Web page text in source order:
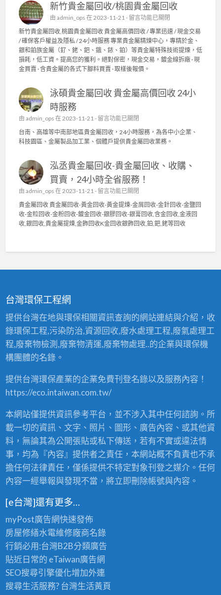
電
工
,
工
廠
水
電
繕
,
庭
水
電
〉
新竹貴金屬回收/桃園貴金屬回收
由admin_ops 在 2023-11-21 - 在
〈
新
竹
貴
金
屬
收
園
貴
金
收
〉
中
留言功能已關閉
新竹貴金屬回收,桃園貴金屬回收 貴金屬高價回收 / 專業迅速 / 現金交易
/ 確保客戶權益及隱私 / 24小時服務 專業貴金屬精煉中心，專精於金、
銀和鉑族金屬（釕、銠、鈀、鋨、銥、鉑）等貴金屬特殊技術提煉，低
損耗，低工資。提高您的獲利。絕對保密，現金交易，鍍金線拆廠 · 現
金買賣 · 含貴金屬的各式下腳料買賣 · 取樣後報價。
泳碩貴金屬回收 貴金屬高價回收 24小
時服務
由 admin_ops 在 2023-11-21 - 在
〈
泳
碩
金
屬
回
收
貴
金
屬
2
務
中
留言功能已關閉
台南、高雄等中南部地區貴金屬回收，24小時服務，為各中小企業、
科技園區、金屬製品加工業、個體戶提供貴金屬回收業務。
泓丞貴金屬回收-貴金屬回收、收購、
買賣，24小時全省服務！
由 admin_ops 在 2023-11-21 - 在
〈
泓
丞
貴
回
收
、
收
購
賣
2
小
時
省
服
務
！
〉
留言功能已關閉
貴金屬回收 貴金屬回收-黃金回收-黃金提煉-金屑回收-金針回收-金鹽回
收-金粒回收-金粉回收-鍍金回收-銀膠回收-銀膏回收,含金回收,金液回
收,銀回收,貴金屬提煉,金飾回收K金回收銀飾回收,鉑,鈀,銠等回收
台灣環保工程網
提供台灣在地與環保相關資訊查詢的網站連結與介紹，收
錄環保工程,污染防治,資源回收,廢水處理工程,廢氣處理工
程,廢棄物檢測,廢棄物清運,廢棄物處理..的企業與環保機
構團體的名錄。
提供台灣環保產業的企業免費刊登名錄以及服務內容！
https://eco.intaiwan.com.tw/
本網站僅提供資訊參考平台，並不涉入其中任何諮詢。所
載一切的資訊、文字、照片、圖形、廣告內容、或其他資
料，無論其為公開張貼或私下傳送，若有不實或違法情
事，均為『內容』提供者之責任，本網站概不負責也不承
擔任何法律責任，僅係提供不特定對象刊登之媒介。任何
內容一經舉報與發現不當，將立即刪除帳號與內容。
[e台灣]還有更多…
myPost廣告網快速發佈
房屋修繕水電維修廠商名錄
行銷必用:台灣B2B分類廣告
貼近日常的 eTaiwan廣告網
SEO搜尋引擎優化增加外連
搜尋生活服務? 台灣生活黃頁